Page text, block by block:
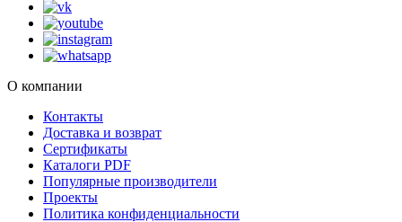
О компании
Контакты
Доставка и возврат
Сертификаты
Каталоги PDF
Популярные производители
Проекты
Политика конфиденциальности